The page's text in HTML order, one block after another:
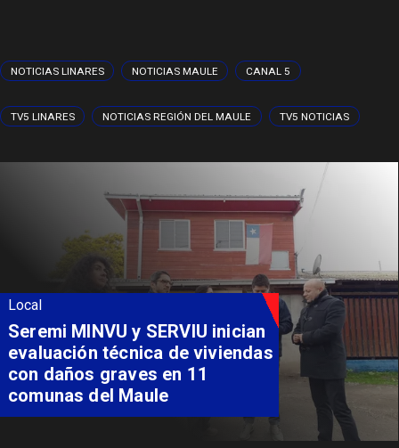
NOTICIAS LINARES NOTICIAS MAULE CANAL 5
TV5 LINARES NOTICIAS REGIÓN DEL MAULE TV5 NOTICIAS
Local
Fondo Orasmi entrega apoyo a
familia de Romeral para
costear alimentación
especializada de niño con
Síndrome de Intestino Corto